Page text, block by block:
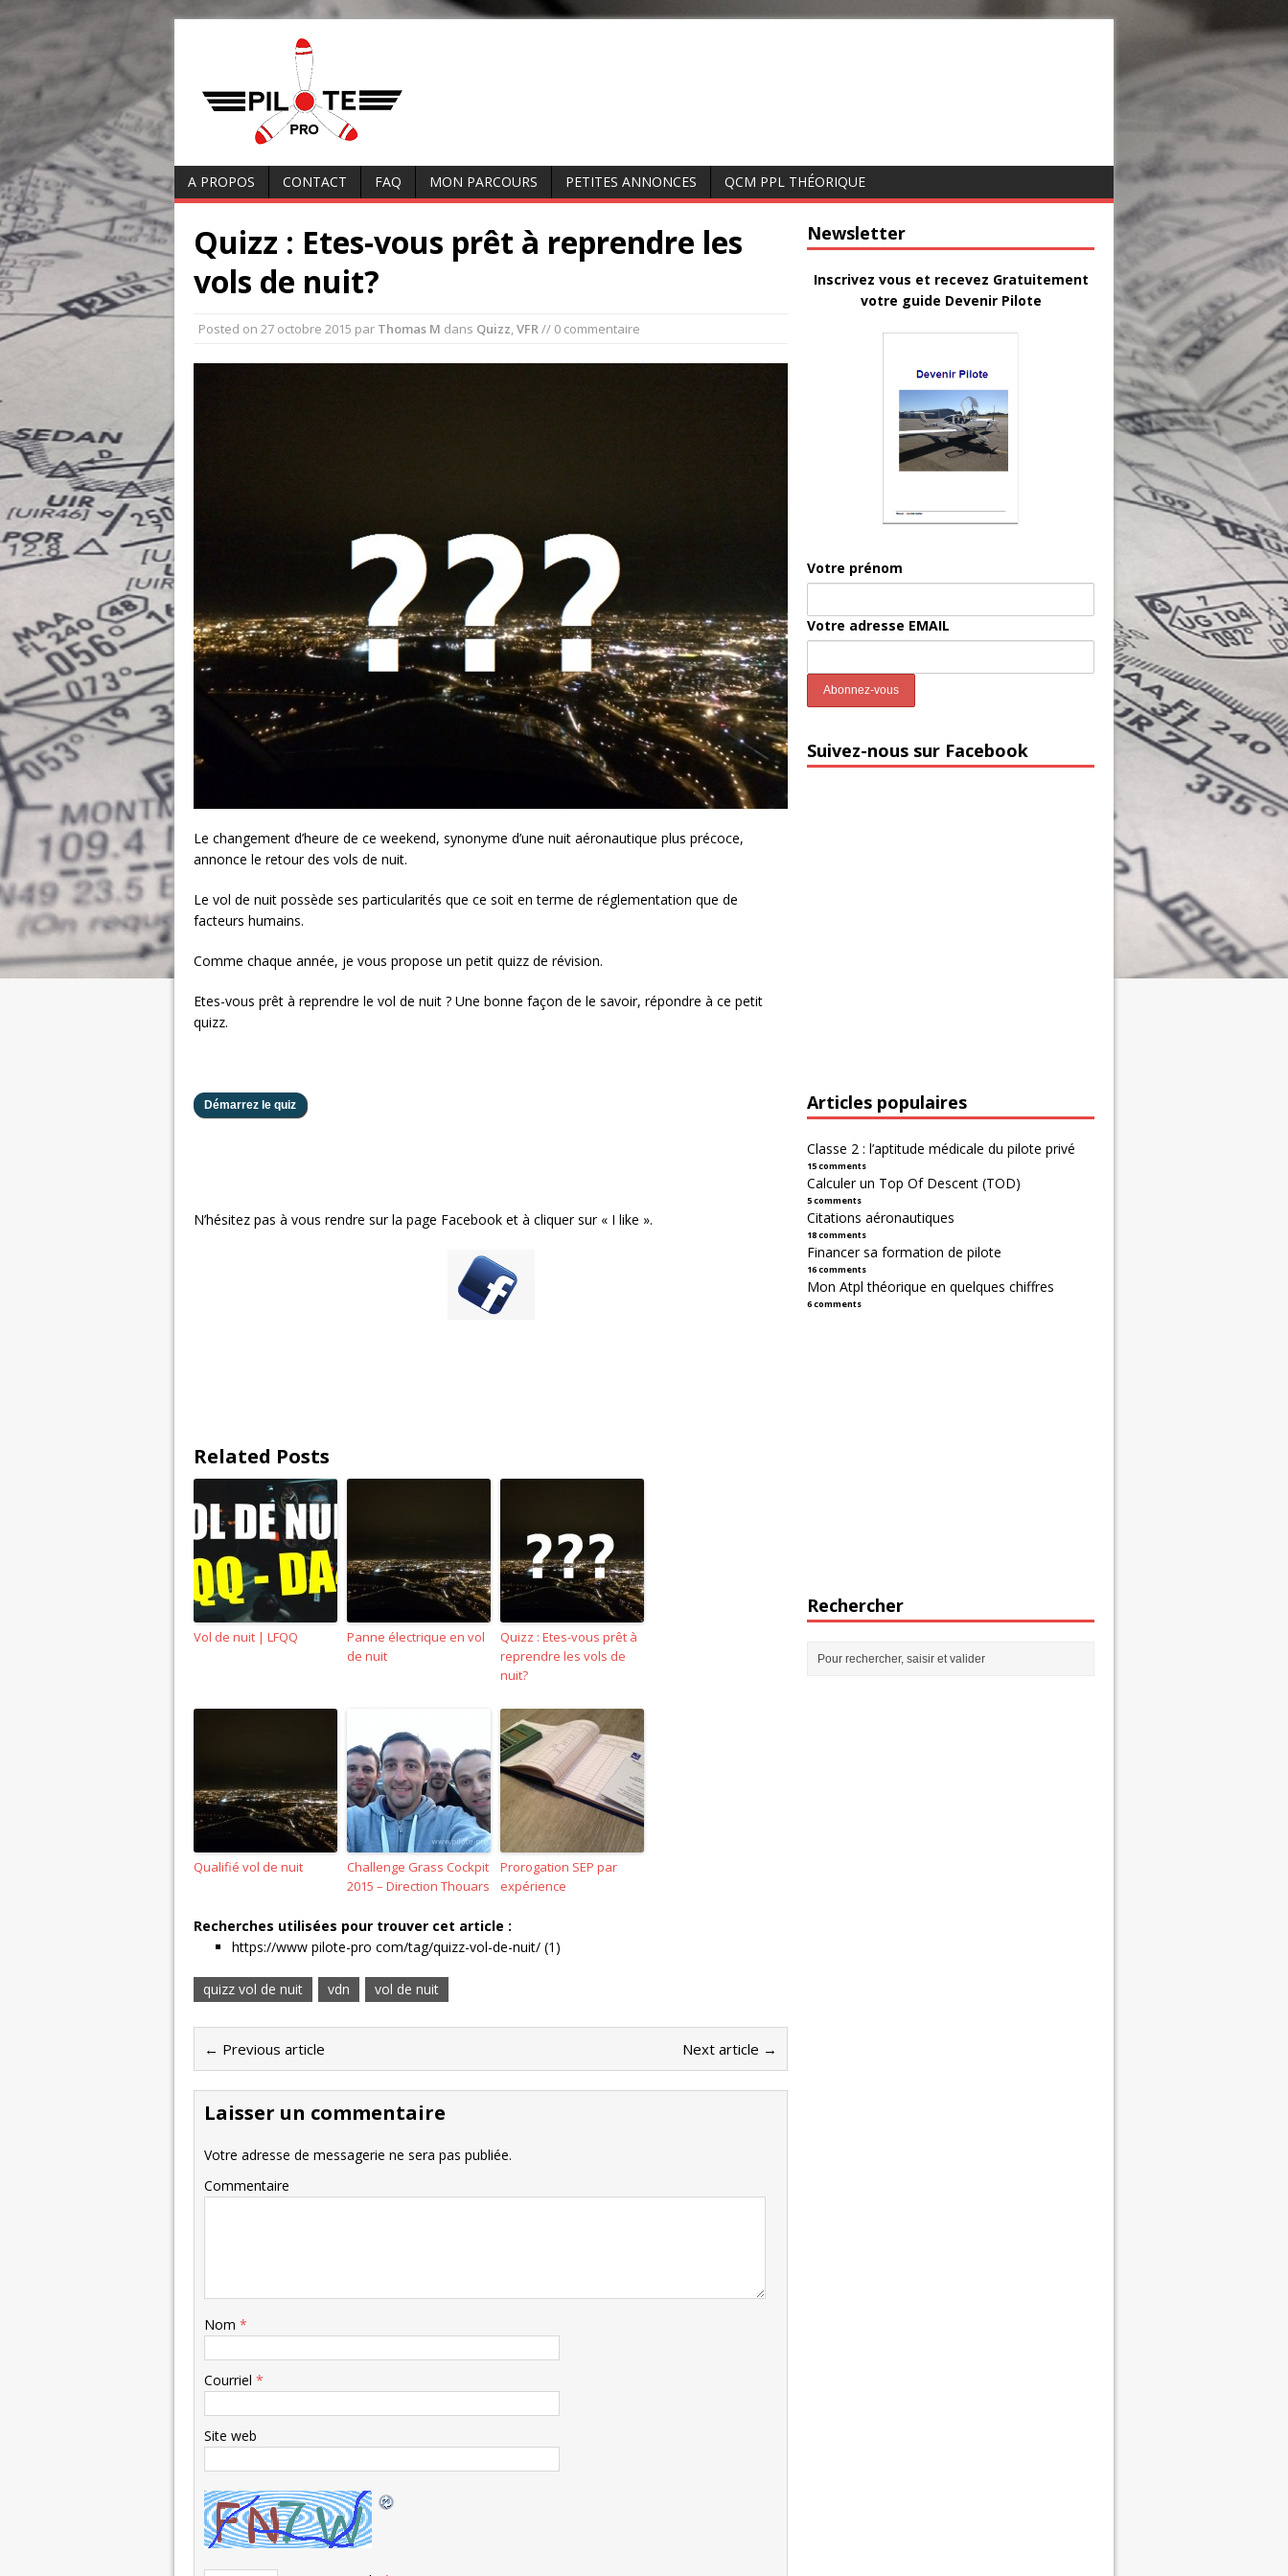
A PROPOS CONTACT FAQ MON PARCOURS PETITES ANNONCES QCM PPL THÉORIQUE
Quizz : Etes-vous prêt à reprendre les
vols de nuit?
Posted on 27 octobre 2015 par Thomas M dans Quizz,VFR// 0 commentaire
Le changement d’heure de ce weekend, synonyme d’une nuit aéronautique plus précoce,
annonce le retour des vols de nuit.
Le vol de nuit possède ses particularités que ce soit en terme de réglementation que de
facteurs humains.
Comme chaque année, je vous propose un petit quizz de révision.
Etes-vous prêt à reprendre le vol de nuit ? Une bonne façon de le savoir, répondre à ce petit
quizz.
N’hésitez pas à vous rendre sur la page Facebook et à cliquer sur « I like ».
Related Posts
Vol de nuit | LFQQ
Panne électrique en vol
de nuit
Quizz : Etes-vous prêt à
reprendre les vols de
nuit?
Qualifié vol de nuit
Challenge Grass Cockpit
2015 – Direction Thouars
Prorogation SEP par
expérience
Recherches utilisées pour trouver cet article :
https://www pilote-pro com/tag/quizz-vol-de-nuit/ (1)
quizz vol de nuit vdn vol de nuit
← Previous article Next article →
Laisser un commentaire
Votre adresse de messagerie ne sera pas publiée.
Commentaire
Nom *
Courriel *
Site web
Newsletter
Inscrivez vous et recevez Gratuitement
votre guide Devenir Pilote
Votre prénom
Votre adresse EMAIL
Suivez-nous sur Facebook
Articles populaires
Classe 2 : l’aptitude médicale du pilote privé
15 comments
Calculer un Top Of Descent (TOD)
5 comments
Citations aéronautiques
18 comments
Financer sa formation de pilote
16 comments
Mon Atpl théorique en quelques chiffres
6 comments
Rechercher